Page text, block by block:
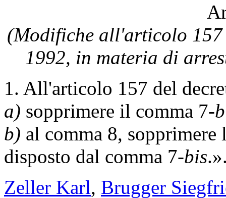
(Modifiche all'articolo 157
1992, in materia di
1. All'articolo 157 del
a) sopprimere il comma 7-
b) al comma 8,
disposto dal comma 7-bis
Zeller Karl, Brugger